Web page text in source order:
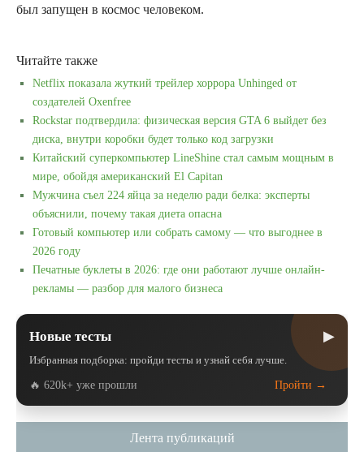
был запущен в космос человеком.
Читайте также
Netflix показала жуткий трейлер хоррора Unhinged от
создателей Oxenfree
Rockstar подтвердила: физическая версия GTA 6 выйдет без
диска, внутри коробки будет только код загрузки
Китайский суперкомпьютер LineShine стал самым мощным в
мире, обойдя американский El Capitan
Мужчина съел 224 яйца за неделю ради белка: эксперты
объяснили, почему такая диета опасна
Готовый компьютер или собрать самому — что выгоднее в
2026 году
Печатные буклеты в 2026: где они работают лучше онлайн-
рекламы — разбор для малого бизнеса
Новые тесты ▶
Избранная подборка: пройди тесты и узнай себя лучше.
🔥 620k+ уже прошли Пройти →
Лента публикаций